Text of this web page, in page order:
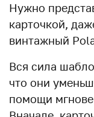
Нужно
карточкой,
винтажный
Вся сила
что они
помощи